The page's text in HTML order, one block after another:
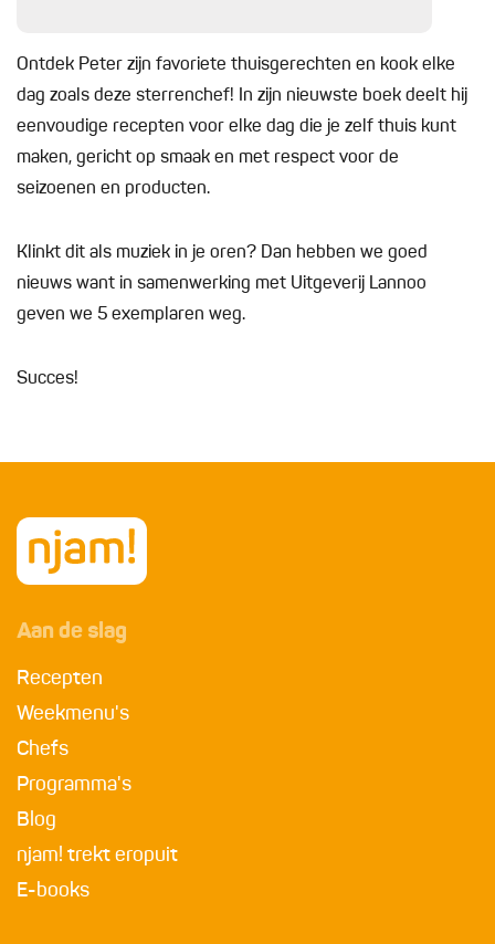
Ontdek Peter zijn favoriete thuisgerechten en kook elke
dag zoals deze sterrenchef! In zijn nieuwste boek deelt hij
eenvoudige recepten voor elke dag die je zelf thuis kunt
maken, gericht op smaak en met respect voor de
seizoenen en producten.
Klinkt dit als muziek in je oren? Dan hebben we goed
nieuws want in samenwerking met Uitgeverij Lannoo
geven we 5 exemplaren weg.
Succes!
Aan de slag
Recepten
Weekmenu's
Chefs
Programma's
Blog
njam! trekt eropuit
E-books